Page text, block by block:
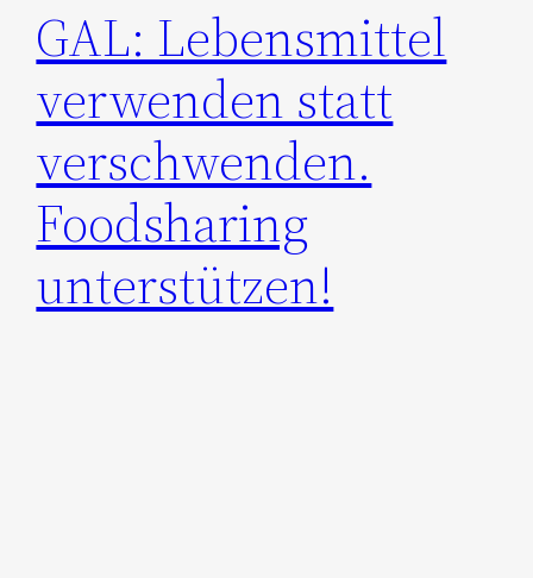
GAL: Lebensmittel
verwenden statt
verschwenden.
Foodsharing
unterstützen!